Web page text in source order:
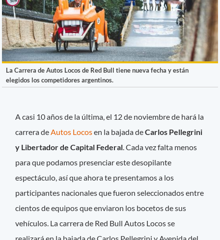
La Carrera de Autos Locos de Red Bull tiene nueva fecha y están
elegidos los competidores argentinos.
A casi 10 años de la última, el 12 de noviembre de hará la
carrera de Autos Locosen la bajada deCarlos Pellegrini
y Libertador de Capital Federal . Cada vez falta menos
para que podamos presenciar este desopilante
espectáculo, así que ahora te presentamos a los
participantes nacionales que fueron seleccionados entre
cientos de equipos que enviaron los bocetos de sus
vehículos. La carrera de Red Bull Autos Locos se